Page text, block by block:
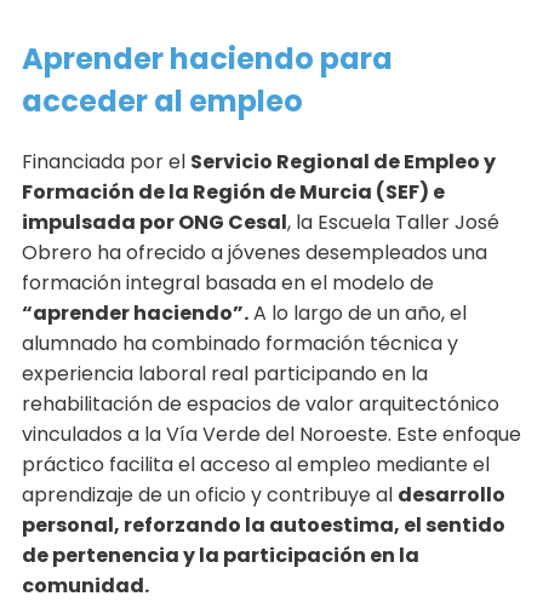
Aprender haciendo para
acceder al empleo
Financiada por el Servicio Regional de Empleo y
Formación de la Región de Murcia (SEF) e
impulsada por ONG Cesal, la Escuela Taller José
Obrero ha ofrecido a jóvenes desempleados una
formación integral basada en el modelo de
“aprender haciendo”.A lo largo de un año, el
alumnado ha combinado formación técnica y
experiencia laboral real participando en la
rehabilitación de espacios de valor arquitectónico
vinculados a la Vía Verde del Noroeste. Este enfoque
práctico facilita el acceso al empleo mediante el
aprendizaje de un oficio y contribuye al desarrollo
personal, reforzando la autoestima, el sentido
de pertenencia y la participación en la
comunidad.